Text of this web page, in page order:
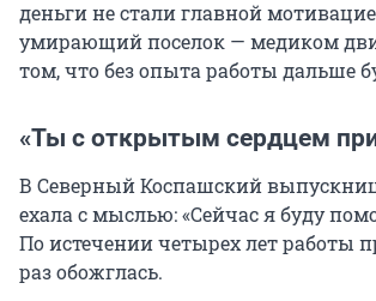
деньги не стали главной
умирающий поселок — медиком
том, что без опыта работы дальше
«Ты с открытым сердцем
В Северный Коспашский
ехала с мыслью: «Сейчас я буду
По истечении четырех лет работы
раз обожглась.